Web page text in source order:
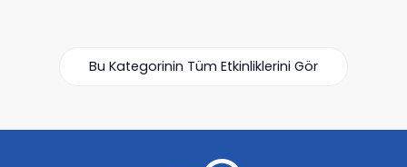
Bu Kategorinin Tüm Etkinliklerini Gör